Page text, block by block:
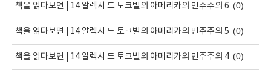
책을 읽다보면 | 14 알렉시 드 토크빌의 아메리카의 민주주의 6 (0)
책을 읽다보면 | 14 알렉시 드 토크빌의 아메리카의 민주주의 5 (0)
책을 읽다보면 | 14 알렉시 드 토크빌의 아메리카의 민주주의 4 (0)